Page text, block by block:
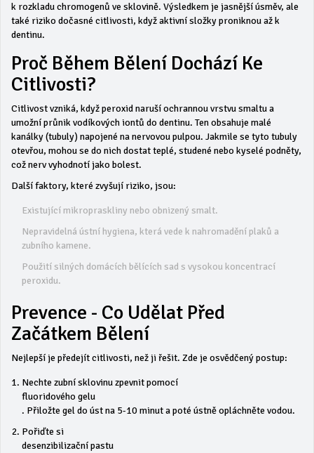
k rozkladu chromogenů ve sklovině. Výsledkem je jasnější úsměv, ale
také riziko dočasné citlivosti, když aktivní složky proniknou až k
dentinu.
Proč Během Bělení Dochází Ke
Citlivosti?
Citlivost vzniká, když peroxid naruší ochrannou vrstvu smaltu a
umožní průnik vodíkových iontů do dentinu. Ten obsahuje malé
kanálky (tubuly) napojené na nervovou pulpou. Jakmile se tyto tubuly
otevřou, mohou se do nich dostat teplé, studené nebo kyselé podněty,
což nerv vyhodnotí jako bolest.
Další faktory, které zvyšují riziko, jsou:
Existující mikropraskliny nebo obnizený smalt.
Nepravidelná ústní hygiena, která vede k nahromadění plaků a
zubního kamene.
Použití silných domácích bělících sad s vysokou koncentrací
peroxidu.
Prevence - Co Udělat Před
Začátkem Bělení
Nejlepší je předejít citlivosti, než ji řešit. Zde je osvědčený postup:
Nechte zubní sklovinu zpevnit pomocí
fluoridového gelu
. Přiložte gel do úst na 5-10 minut a poté ústně opláchněte vodou.
Pořiďte si
desenzibilizační pastu